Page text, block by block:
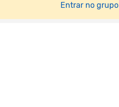
Entrar no grupo